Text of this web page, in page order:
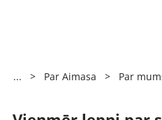
... > Par Aimasa > Par